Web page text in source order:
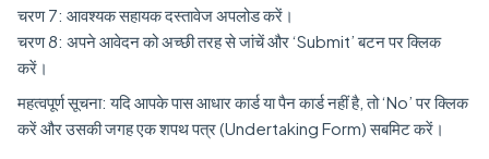
चरण 7: आवश्यक सहायक दस्तावेज अपलोड करें।
चरण 8: अपने आवेदन को अच्छी तरह से जांचें और ‘Submit’ बटन पर क्लिक
करें।
महत्वपूर्ण सूचना: यदि आपके पास आधार कार्ड या पैन कार्ड नहीं है, तो ‘No’ पर क्लिक
करें और उसकी जगह एक शपथ पत्र (Undertaking Form) सबमिट करें।